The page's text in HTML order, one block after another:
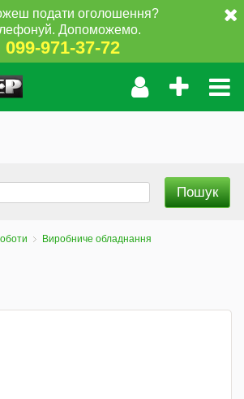
подати оголошення?
Допоможемо.
099-971-37-72
Виробниче обладнання